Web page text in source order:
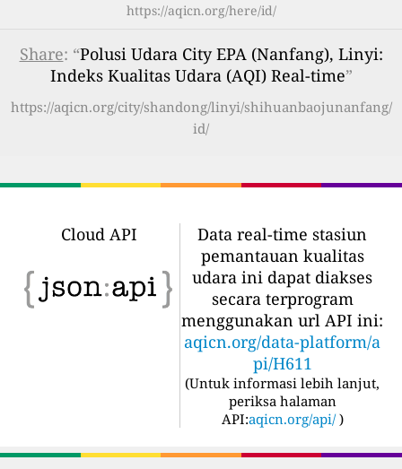
https://aqicn.org/here/id/
Share: “Polusi Udara City EPA (Nanfang), Linyi:
Indeks Kualitas Udara (AQI) Real-time”
https://aqicn.org/city/shandong/linyi/shihuanbaojunanfang/
id/
Cloud API
Data real-time stasiun
pemantauan kualitas
udara ini dapat diakses
secara terprogram
menggunakan url API ini:
aqicn.org/data-platform/a
pi/H611
(Untuk informasi lebih lanjut,
periksa halaman
API:aqicn.org/api/ )